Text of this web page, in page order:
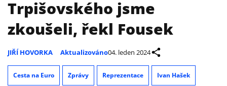
Trpišovského jsme
zkoušeli, řekl Fousek
JIŘÍ HOVORKA Aktualizováno04. leden 2024
Cesta na Euro Zprávy Reprezentace Ivan Hašek